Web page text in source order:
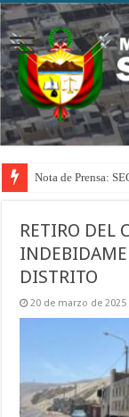
Nota de Prensa:
Nota de Prensa:
RETIRO DEL
DISTRITO
20 de marzo de 2025